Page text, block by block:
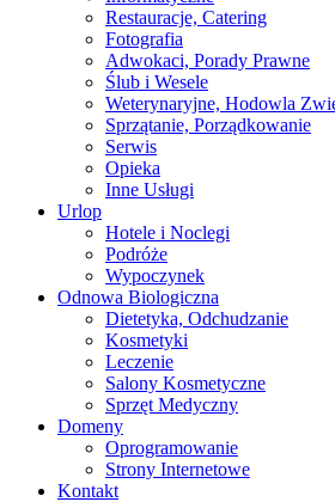
Restauracje, Catering
Fotografia
Adwokaci, Porady Prawne
Ślub i Wesele
Weterynaryjne, Hodowla
Sprzątanie, Porządkowanie
Serwis
Opieka
Inne Usługi
Urlop
Hotele i Noclegi
Podróże
Wypoczynek
Odnowa Biologiczna
Dietetyka, Odchudzanie
Kosmetyki
Leczenie
Salony Kosmetyczne
Sprzęt Medyczny
Domeny
Oprogramowanie
Strony Internetowe
Kontakt